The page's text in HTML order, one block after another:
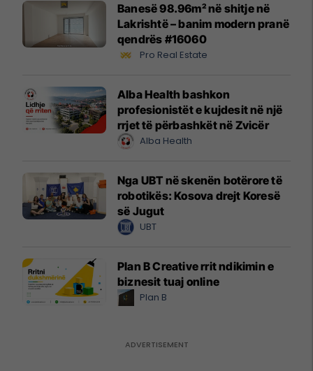
Banesë 98.96m² në shitje në
Lakrishtë – banim modern pranë
qendrës #16060
Pro Real Estate
Alba Health bashkon
profesionistët e kujdesit në një
rrjet të përbashkët në Zvicër
Alba Health
Nga UBT në skenën botërore të
robotikës: Kosova drejt Koresë
së Jugut
UBT
Plan B Creative rrit ndikimin e
biznesit tuaj online
Plan B